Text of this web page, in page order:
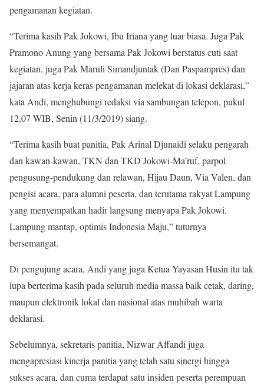
pengamanan kegiatan.
“Terima kasih Pak Jokowi, Ibu Iriana yang luar biasa. Juga Pak
Pramono Anung yang bersama Pak Jokowi berstatus cuti saat
kegiatan, juga Pak Maruli Simandjuntak (Dan Paspampres) dan
jajaran atas kerja keras pengamanan melekat di lokasi deklarasi,”
kata Andi, menghubungi redaksi via sambungan telepon, pukul
12.07 WIB, Senin (11/3/2019) siang.
“Terima kasih buat panitia, Pak Arinal Djunaidi selaku pengarah
dan kawan-kawan, TKN dan TKD Jokowi-Ma’ruf, parpol
pengusung-pendukung dan relawan, Hijau Daun, Via Valen, dan
pengisi acara, para alumni peserta, dan terutama rakyat Lampung
yang menyempatkan hadir langsung menyapa Pak Jokowi.
Lampung mantap, optimis Indonesia Maju,” tuturnya
bersemangat.
Di pengujung acara, Andi yang juga Ketua Yayasan Husin itu tak
lupa berterima kasih pada seluruh media massa baik cetak, daring,
maupun elektronik lokal dan nasional atas muhibah warta
deklarasi.
Sebelumnya, sekretaris panitia, Nizwar Affandi juga
mengapresiasi kinerja panitia yang telah satu sinergi hingga
sukses acara, dan cuma terdapat satu insiden peserta perempuan